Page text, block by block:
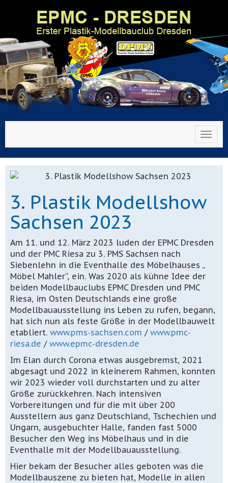
3. Plastik Modellshow
Sachsen 2023
Am 11. und 12. März 2023 luden der EPMC Dresden
und der PMC Riesa zu 3. PMS Sachsen nach
Siebenlehn in die Eventhalle des Möbelhauses „
Möbel Mahler“, ein. Was 2020 als kühne Idee der
beiden Modellbauclubs EPMC Dresden und PMC
Riesa, im Osten Deutschlands eine große
Modellbauausstellung ins Leben zu rufen, begann,
hat sich nun als feste Größe in der Modellbauwelt
etabliert. www.pms-sachsen.com / www.pmc-
riesa.de / www.epmc-dresden.de
Im Elan durch Corona etwas ausgebremst, 2021
abgesagt und 2022 in kleinerem Rahmen, konnten
wir 2023 wieder voll durchstarten und zu alter
Größe zurückkehren. Nach intensiven
Vorbereitungen und für die mit über 200
Ausstellern aus ganz Deutschland, Tschechien und
Ungarn, ausgebuchter Halle, fanden fast 5000
Besucher den Weg ins Möbelhaus und in die
Eventhalle mit der Modellbauausstellung.
Hier bekam der Besucher alles geboten was die
Modellbauszene zu bieten hat, Modelle in allen